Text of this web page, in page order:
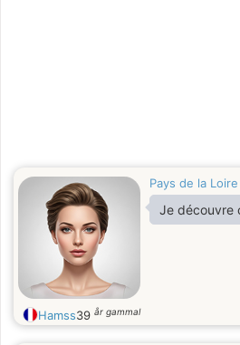
Pays de la Loire
Je découvre
Hamss39 år gammal